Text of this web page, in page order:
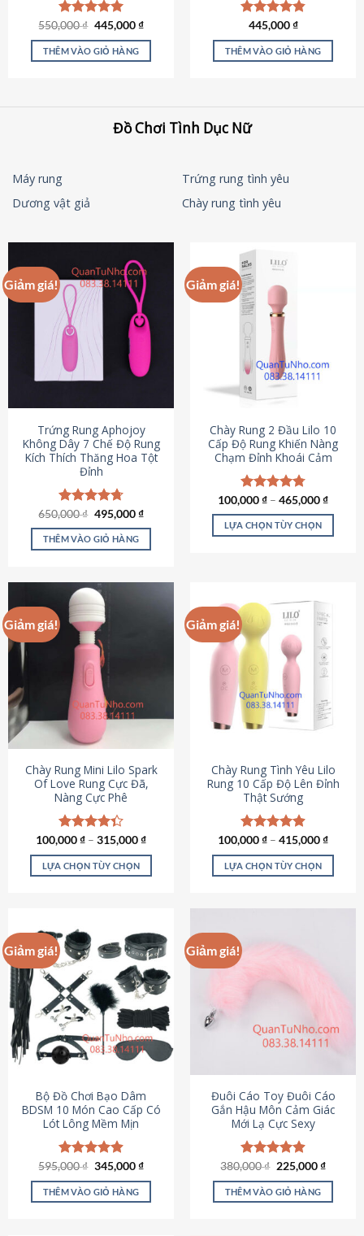
Được xếp
hạng5.00
5 sao
550,000₫ Giá
là:
550,000 ₫.
445,000₫Giá
tại
THÊM VÀO GIỎ HÀNG
Được xếp
hạng4.84
5 sao
445,000₫
THÊM VÀO GIỎ HÀNG
Đồ Chơi Tình Dục Nữ
Máy rung
Trứng rung tình yêu
Dương vật giả
Chày rung tình yêu
Giảm giá!
Trứng Rung Aphojoy
Không Dây 7 Chế Độ Rung
Kích Thích Thăng Hoa Tột
Đỉnh
Được xếp
hạng4.72
5 sao
650,000₫ Giá
là:
650,000 ₫.
495,000₫Giá
tại
495,000 ₫.
THÊM VÀO GIỎ HÀNG
Giảm giá!
Chày Rung 2 Đầu Lilo 10
Cấp Độ Rung Khiến Nàng
Chạm Đỉnh Khoái Cảm
Được xếp
hạng4.80
5 sao
100,000₫ – 465,000₫
LỰA CHỌN TÙY CHỌN
nhiều
biến
thể.
Các
chọn
thể
chọn
trên
trang
sản
phẩm
Giảm giá!
Chày Rung Mini Lilo Spark
Of Love Rung Cực Đã,
Nàng Cực Phê
Được xếp
hạng4.33
5 sao
100,000₫ – 315,000₫
LỰA CHỌN TÙY CHỌN
có
nhiều
biến
thể.
Các
tùy
chọn
có
chọn
trên
trang
sản
phẩm
Giảm giá!
Chày Rung Tình Yêu Lilo
Rung 10 Cấp Độ Lên Đỉnh
Thật Sướng
Được xếp
hạng4.94
5 sao
100,000₫ – 415,000₫
LỰA CHỌN TÙY CHỌN
biến
thể.
chọn
chọn
trên
trang
sản
phẩm
Giảm giá!
Bộ Đồ Chơi Bạo Dâm
BDSM 10 Món Cao Cấp Có
Lót Lông Mềm Mịn
Được xếp
hạng4.88
5 sao
595,000₫ Giá
là:
595,000 ₫.
345,000₫Giá
tại
THÊM VÀO GIỎ HÀNG
Giảm giá!
Đuôi Cáo Toy Đuôi Cáo
Gắn Hậu Môn Cảm Giác
Mới Lạ Cực Sexy
Được xếp
hạng4.88
5 sao
380,000₫ Giá
là:
380,000 ₫.
225,000₫Giá
tại
THÊM VÀO GIỎ HÀNG